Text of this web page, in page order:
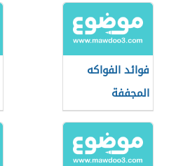
فوائد الفواكه
المجففة